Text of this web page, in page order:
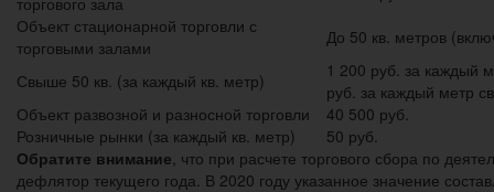
Объект стационарной торговли с
торговыми залами
До 50 кв. метров
Свыше 50 кв. (за каждый кв. метр)
1 200 руб. за каждый
руб. за каждый метр
Объект развозной и разносной торговли
40 500 руб.
Розничные рынки (за каждый кв. метр)
50 руб.
Обратите внимание , что при расчете торгового сбора по
дефлятор текущего года. В 2020 году указанное значение